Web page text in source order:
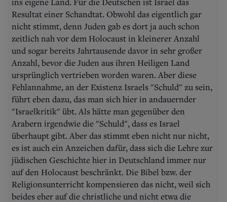
Resultat einer Schandtat. Obwohl das eigentlich gar
nicht stimmt, denn Juden gab es dort ja auch schon
zeitlich nah vor dem Holocaust in kleinerer Anzahl
und sogar bereits Jahrtausende davor in sehr großer
Anzahl, bevor die Juden aus ihren Heiligen Land
ursprünglich vertrieben worden waren. Aber diese
Fehlannahme, an der Existenz Israels "Schuld" zu sein,
führt eben dazu, das man sich hier in andauernder
"Israelkritik" übt. Als hätte man gegenüber den
Arabern irgendwie die "Schuld", dass es Israel
überhaupt gibt. Aber das stimmt eben nicht nur nicht,
es ist auch ein Anzeichen dafür, dass sich die Lehre zur
jüdischen Geschichte hier in Deutschland immer nur
auf den Holocaust beschränkt. Die Bibel bzw. der
Religionsunterricht kompensieren das nicht, weil sich
beides eher auf die christliche und nicht etwa die